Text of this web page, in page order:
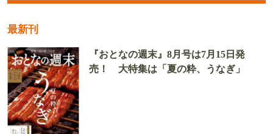
最新刊
『おとなの週末』8月号は7月15日発
売！ 大特集は「夏の粋、うなぎ」